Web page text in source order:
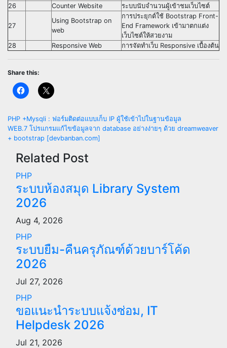
26
Counter Website ระบบนับจำนวนผู้เข้าชมเว็บไซต์
27
Using Bootstrap on
web
การประยุกต์ใช้ Bootstrap Front-
End Framework เข้ามาตกแต่ง
เว็บไซต์ให้สวยงาม
28
Responsive Web การจัดทำเว็บ Responsive เบื้องต้น
Share this:
Post
navigation
PHP +Mysqli : ฟอร์มติดต่อแบบเก็บ IP ผู้ใช้เข้าไปในฐานข้อมูล
WEB.7 โปรแกรมแก้ไขข้อมูลจาก database อย่างง่ายๆ ด้วย dreamweaver
+ bootstrap [devbanban.com]
Related Post
PHP
ระบบห้องสมุด Library System
2026
Aug 4, 2026
PHP
ระบบยืม-คืนครุภัณฑ์ด้วยบาร์โค้ด
2026
Jul 27, 2026
PHP
ขอแนะนำระบบแจ้งซ่อม, IT
Helpdesk 2026
Jul 21, 2026